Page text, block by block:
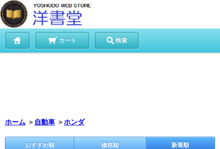
カート 検索
ホーム ＞ 自動車 ＞ホンダ
おすすめ順 価格順 新着順